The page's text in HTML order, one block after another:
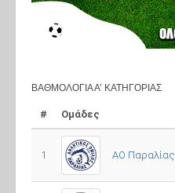
ΒΑΘΜΟΛΟΓΊΑ Α’ ΚΑΤΗΓΟΡΊΑΣ
# Ομάδες
1 ΑΟ Παραλίας